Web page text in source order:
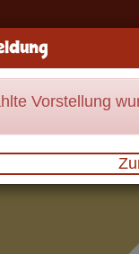
Vorstellung